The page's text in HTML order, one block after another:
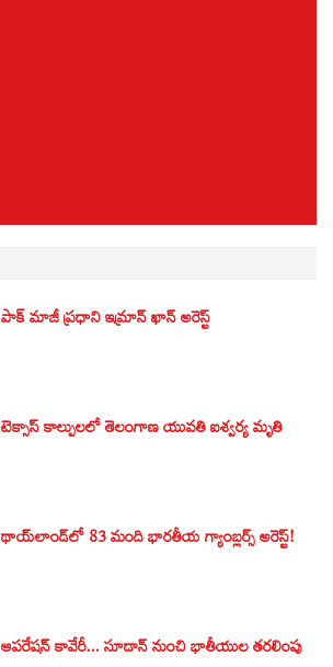
పాక్ మాజీ ప్రధాని ఇమ్రాన్ ఖాన్ అరెస్ట్‌
టెక్సాస్ కాల్పులలో తెలంగాణ యువతి ఐశ్వర్య మృతి
థాయ్‌లాండ్‌లో 83 మంది భారతీయ గ్యాంబ్లర్స్ అరెస్ట్‌!
ఆపరేషన్ కావేరీ... సూడాన్ నుంచి భాతీయుల తరలింపు